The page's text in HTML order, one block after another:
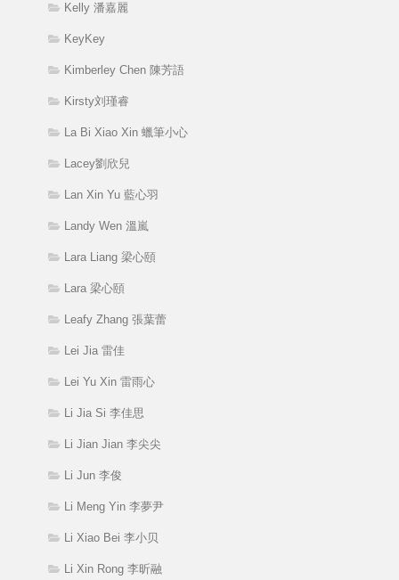
Kelly 潘嘉麗
KeyKey
Kimberley Chen 陳芳語
Kirsty刘瑾睿
La Bi Xiao Xin 蠟筆小心
Lacey劉欣兒
Lan Xin Yu 藍心羽
Landy Wen 溫嵐
Lara Liang 梁心頤
Lara 梁心頤
Leafy Zhang 張葉蕾
Lei Jia 雷佳
Lei Yu Xin 雷雨心
Li Jia Si 李佳思
Li Jian Jian 李尖尖
Li Jun 李俊
Li Meng Yin 李夢尹
Li Xiao Bei 李小贝
Li Xin Rong 李昕融